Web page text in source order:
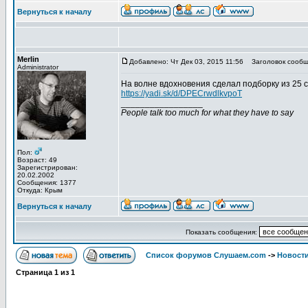
Вернуться к началу
Merlin
Administrator
Пол:
Возраст: 49
Зарегистрирован:
20.02.2002
Сообщения: 1377
Откуда: Крым
Добавлено: Чт Дек 03, 2015 11:56 Заголовок
На волне вдохновения сделал подборку из 25
https://yadi.sk/d/DPECrwdlkvpoT
People talk too much for what they have to say
Вернуться к началу
Показать сообщения:
Список форумов Слушаем.com ->
Страница 1 из 1